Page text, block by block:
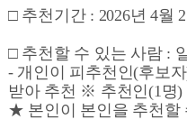
□ 추천기간 : 2026년 4월
□ 추천할 수 있는 사람 :
- 개인이 피추천인(후보
받아 추천 ※ 추천인(1명)
★ 본인이 본인을 추천할